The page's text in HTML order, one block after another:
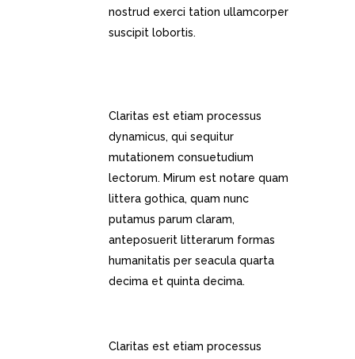
nostrud exerci tation ullamcorper
suscipit lobortis.
Claritas est etiam processus
dynamicus, qui sequitur
mutationem consuetudium
lectorum. Mirum est notare quam
littera gothica, quam nunc
putamus parum claram,
anteposuerit litterarum formas
humanitatis per seacula quarta
decima et quinta decima.
Claritas est etiam processus